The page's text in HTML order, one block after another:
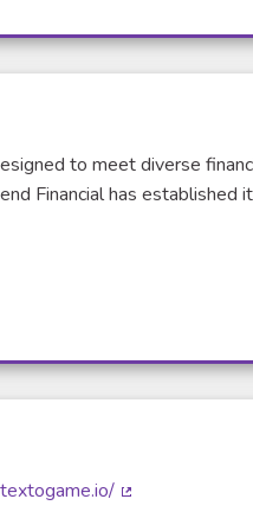
to meet diverse
Financial has